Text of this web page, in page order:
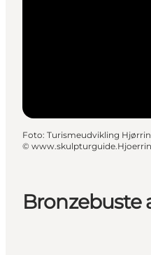
Bronzebuste
Foto: Turismeudvikling
©